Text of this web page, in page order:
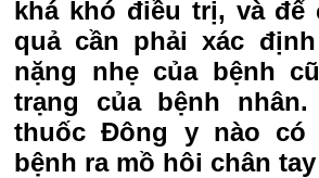
khá khó điều trị, và để
quả cần phải xác
nặng nhẹ của bệnh
trạng của bệnh
thuốc Đông y nào có
bệnh ra mồ hôi chân